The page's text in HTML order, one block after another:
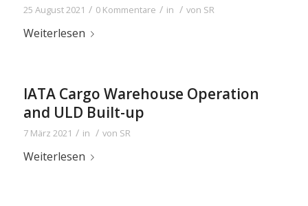
25 August 2021 / 0 Kommentare / in / von SR
Weiterlesen
IATA Cargo Warehouse Operation
and ULD Built-up
7 März 2021 / in / von SR
Weiterlesen